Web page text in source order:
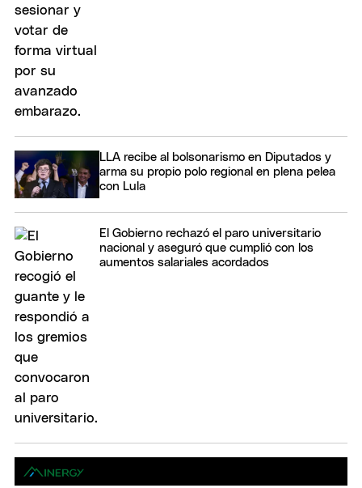
LLA recibe al bolsonarismo en Diputados y
arma su propio polo regional en plena pelea
con Lula
El Gobierno rechazó el paro universitario
nacional y aseguró que cumplió con los
aumentos salariales acordados